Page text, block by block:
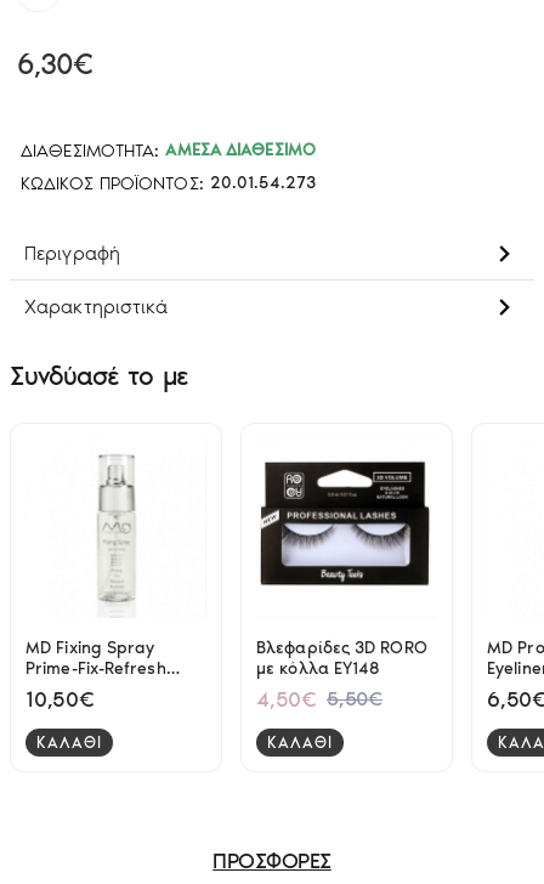
ΔΙΑΘΕΣΙΜΌΤΗΤΑ: ΆΜΕΣΑ ΔΙΑΘΈΣΙΜΟ
ΚΩΔΙΚΌΣ ΠΡΟΪΌΝΤΟΣ: 20.01.54.273
6,30€
Περιγραφή
Χαρακτηριστικά
Συνδύασέ το με
MD Fixing Spray
Prime-Fix-Refresh
50ml
10,50€
ΚΑΛΑΘΙ
Βλεφαρίδες 3D RORO
με κόλλα EY148
4,50€ 5,50€
ΚΑΛΑΘΙ
MD
- 09
ΠΡΟΣΦΟΡΕΣ